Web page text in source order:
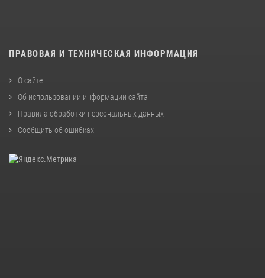
ПРАВОВАЯ И ТЕХНИЧЕСКАЯ ИНФОРМАЦИЯ
О сайте
Об использовании информации сайта
Правила обработки персональных данных
Сообщить об ошибках